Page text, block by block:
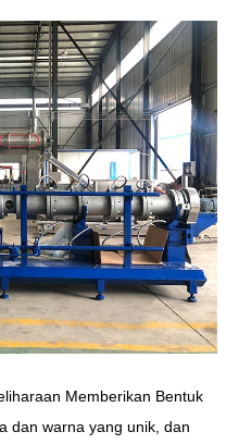
Memberikan Bentuk
dan warna yang unik, dan